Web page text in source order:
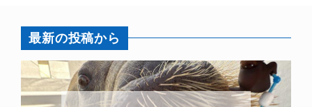
最新の投稿から